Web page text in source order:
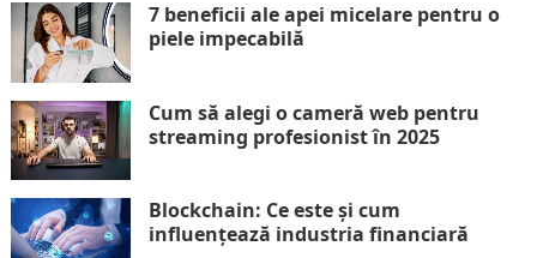
7 beneficii ale apei micelare pentru o
piele impecabilă
Cum să alegi o cameră web pentru
streaming profesionist în 2025
Blockchain: Ce este și cum
influențează industria financiară